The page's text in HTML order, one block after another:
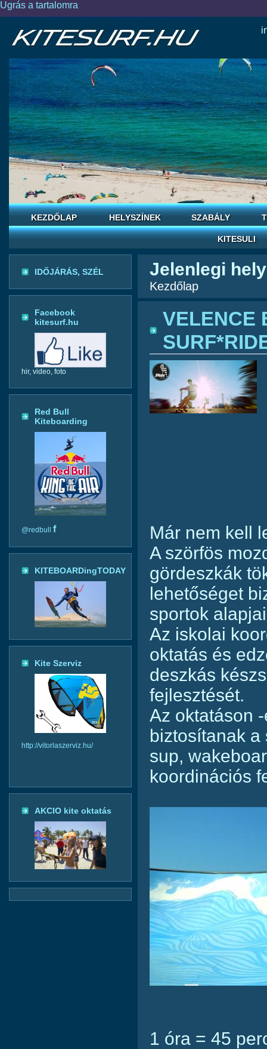
Ugrás a tartalomra
KEZDŐLAP HELYSZÍNEK SZABÁLY
KITESULI
IDŐJÁRÁS, SZÉL
Facebook
kitesurf.hu
hir, video, foto
Red Bull
Kiteboarding
@redbull f
KITEBOARDingTODAY
Kite Szerviz
http://vitorlaszerviz.hu/
AKCIO kite oktatás
Jelenlegi hely
Kezdőlap
VELENCE
Már nem kell
A szörfös
gördeszkák
lehetőséget
sportok
Az iskolai
oktatás és
deszkás
fejlesztését.
Az oktatáson
biztosítanak a
sup,
koordinációs
1 óra = 45